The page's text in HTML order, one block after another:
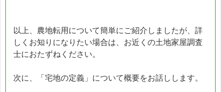
以上、農地転用について簡単にご紹介しましたが、詳
しくお知りになりたい場合は、お近くの土地家屋調査
士におたずねください。
次に、「宅地の定義」について概要をお話しします。